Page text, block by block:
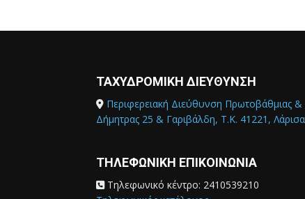
ΤΑΧΥΔΡΟΜΙΚΗ ΔΙΕΥΘΥΝΣΗ
Περιφερειακή Διεύθυνση Πρωτοβάθμιας
Δήμητρας 25 & Γαριβάλδη, Τ.Κ. 41221, Λάρισα
ΤΗΛΕΦΩΝΙΚΗ ΕΠΙΚΟΙΝΩΝΙΑ
Τηλεφωνικό κέντρο: 2410539210